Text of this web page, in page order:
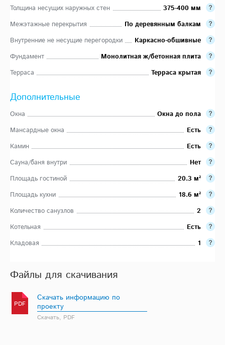
Толщина несущих наружных стен
375-400 мм
Межэтажные перекрытия
По деревянным балкам
Внутренние не несущие перегородки
Каркасно-обшивные
Фундамент
Монолитная ж/бетонная плита
Терраса
Терраса крытая
Дополнительные
Окна
Окна до пола
Мансардные окна
Есть
Камин
Есть
Сауна/баня внутри
Нет
Площадь гостиной
20.3 м²
Площадь кухни
18.6 м²
Количество санузлов
2
Котельная
Есть
Кладовая
1
Файлы для скачивания
PDF
Скачать информацию по
проекту
Скачать, PDF